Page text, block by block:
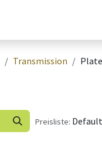
Transmission
Preisliste: Default